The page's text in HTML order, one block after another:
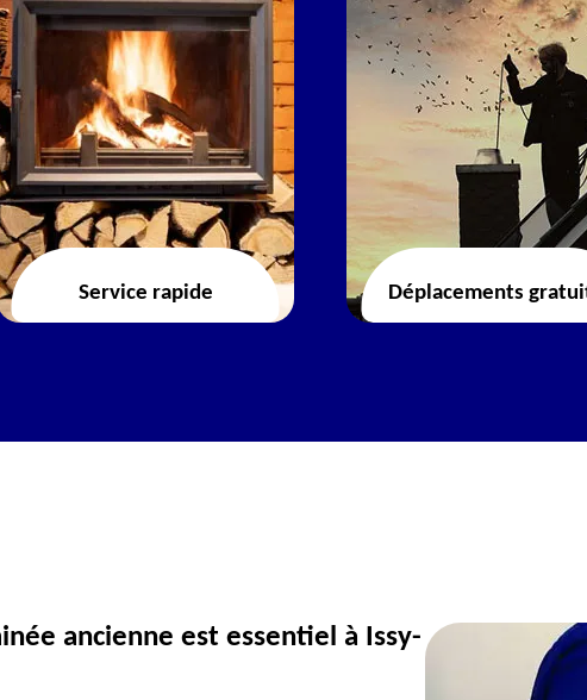
Service rapide Déplacements
ancienne est essentiel à Issy-